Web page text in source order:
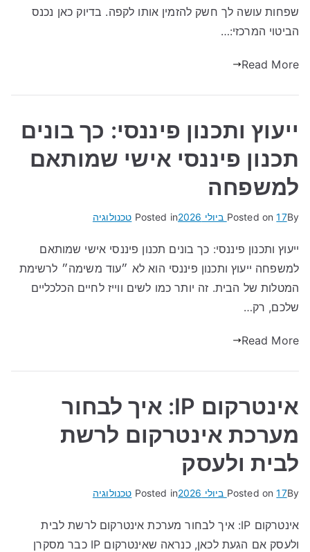
שפחות עושה לך חשק להזמין אותו לקפה. בדיוק כאן נכנס
הביטוי המרכזי:…
Read More
ייעוץ ותכנון פיננסי: כך בונים
תכנון פיננסי אישי שמותאם
למשפחה
By
Posted on17 ביולי 2026 Posted in טכנולוגיה
ייעוץ ותכנון פיננסי: כך בונים תכנון פיננסי אישי שמותאם
למשפחה ייעוץ ותכנון פיננסי הוא לא ״עוד משימה״ לרשימת
המטלות של הבית. זה יותר כמו לשים ווייז לחיים הכלכליים
שלכם, רק…
Read More
אינטרקום IP: איך לבחור
מערכת אינטרקום לרשת
לבית ולעסק
By
Posted on17 ביולי 2026 Posted in טכנולוגיה
אינטרקום IP: איך לבחור מערכת אינטרקום לרשת לבית
ולעסק אם הגעת לכאן, כנראה שאינטרקום IP כבר מסקרן